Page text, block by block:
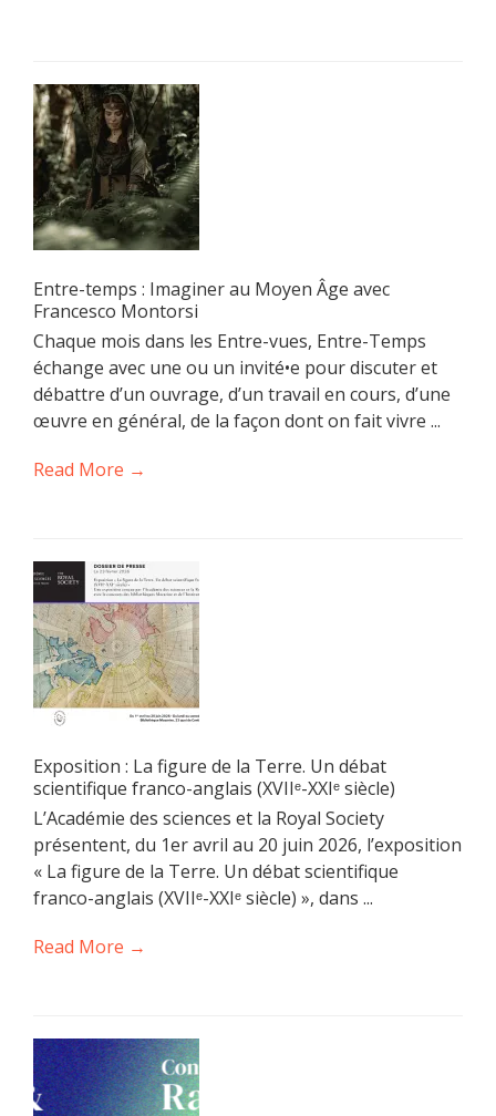
Entre-temps : Imaginer au Moyen Âge avec
Francesco Montorsi
Chaque mois dans les Entre-vues, Entre-Temps
échange avec une ou un invité•e pour discuter et
débattre d’un ouvrage, d’un travail en cours, d’une
œuvre en général, de la façon dont on fait vivre ...
Read More →
Exposition : La figure de la Terre. Un débat
scientifique franco-anglais (XVIIᵉ-XXIᵉ siècle)
L’Académie des sciences et la Royal Society
présentent, du 1er avril au 20 juin 2026, l’exposition
« La figure de la Terre. Un débat scientifique
franco-anglais (XVIIᵉ-XXIᵉ siècle) », dans ...
Read More →